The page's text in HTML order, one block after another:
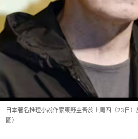
日本著名推理小說作家東野圭吾於上周四（23日
圖）